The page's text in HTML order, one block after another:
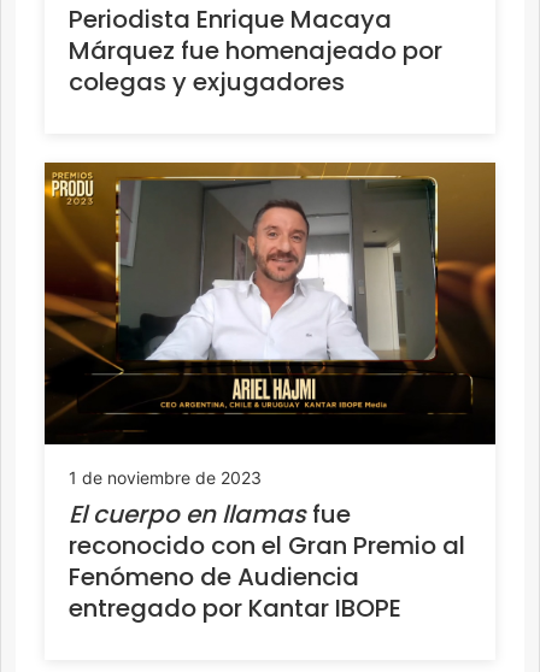
Periodista Enrique Macaya
Márquez fue homenajeado por
colegas y exjugadores
1 de noviembre de 2023
El cuerpo en llamasfue
reconocido con el Gran Premio al
Fenómeno de Audiencia
entregado por Kantar IBOPE